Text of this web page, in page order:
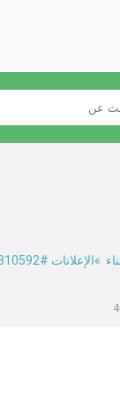
»الإعلانات #310592